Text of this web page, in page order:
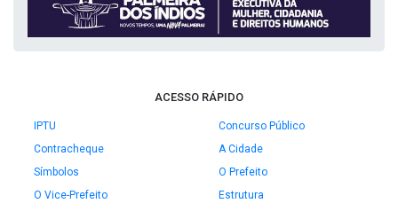
ACESSO RÁPIDO
IPTU
Concurso Público
Contracheque
A Cidade
Símbolos
O Prefeito
O Vice-Prefeito
Estrutura